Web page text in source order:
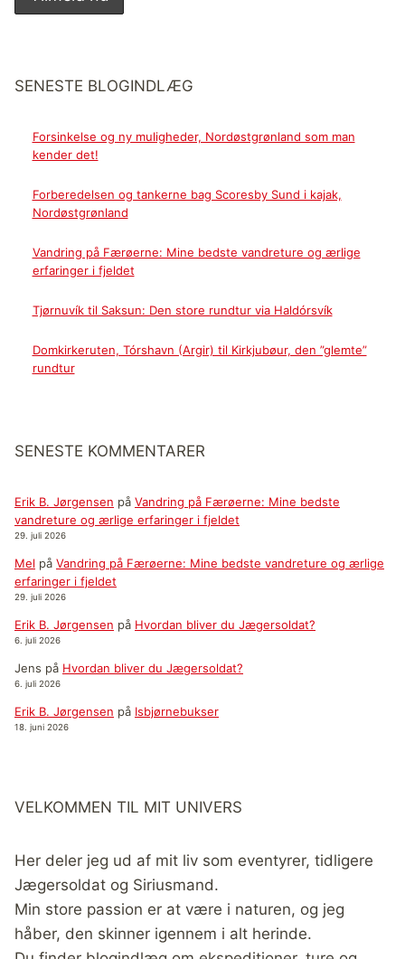
SENESTE BLOGINDLÆG
Forsinkelse og ny muligheder, Nordøstgrønland som man
kender det!
Forberedelsen og tankerne bag Scoresby Sund i kajak,
Nordøstgrønland
Vandring på Færøerne: Mine bedste vandreture og ærlige
erfaringer i fjeldet
Tjørnuvík til Saksun: Den store rundtur via Haldórsvík
Domkirkeruten, Tórshavn (Argir) til Kirkjubøur, den ”glemte”
rundtur
SENESTE KOMMENTARER
Erik B. Jørgensen på Vandring på Færøerne: Mine bedste
vandreture og ærlige erfaringer i fjeldet
29. juli 2026
Mel på Vandring på Færøerne: Mine bedste vandreture og ærlige
erfaringer i fjeldet
29. juli 2026
Erik B. Jørgensen på Hvordan bliver du Jægersoldat?
6. juli 2026
Jens på Hvordan bliver du Jægersoldat?
6. juli 2026
Erik B. Jørgensen på Isbjørnebukser
18. juni 2026
VELKOMMEN TIL MIT UNIVERS
Her deler jeg ud af mit liv som eventyrer, tidligere
Jægersoldat og Siriusmand.
Min store passion er at være i naturen, og jeg
håber, den skinner igennem i alt herinde.